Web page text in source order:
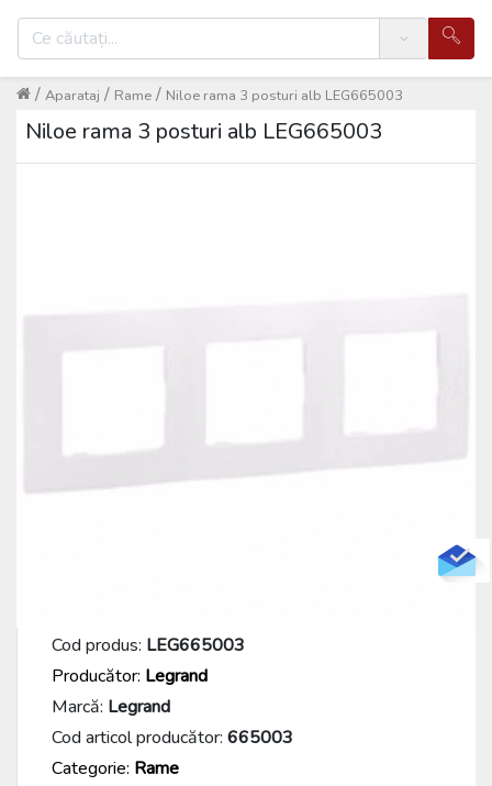
Search
Niloe rama 3 posturi alb LEG665003
/
Rame
/
Aparataj
/
Niloe rama 3 posturi alb LEG665003
Cod produs: LEG665003
Producător: Legrand
Marcă: Legrand
Cod articol producător: 665003
Categorie: Rame